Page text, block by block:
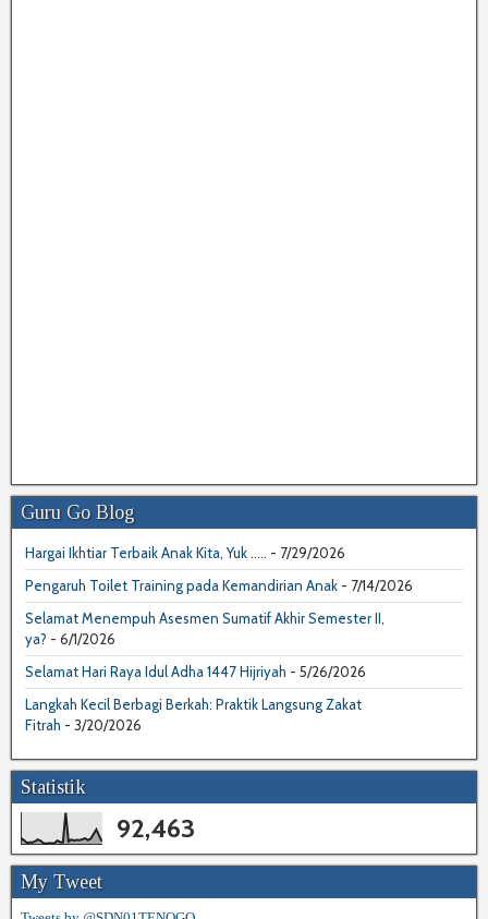
Guru Go Blog
Hargai Ikhtiar Terbaik Anak Kita, Yuk ..... - 7/29/2026
Pengaruh Toilet Training pada Kemandirian Anak - 7/14/2026
Selamat Menempuh Asesmen Sumatif Akhir Semester II,
ya? - 6/1/2026
Selamat Hari Raya Idul Adha 1447 Hijriyah - 5/26/2026
Langkah Kecil Berbagi Berkah: Praktik Langsung Zakat
Fitrah - 3/20/2026
Statistik
92,463
My Tweet